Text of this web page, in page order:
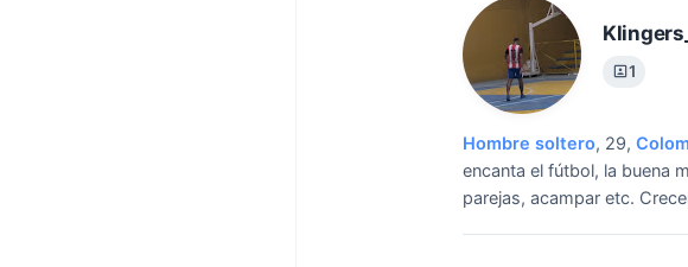
1
Hombre soltero, 29,
encanta el fútbol, la buena
parejas, acampar etc.